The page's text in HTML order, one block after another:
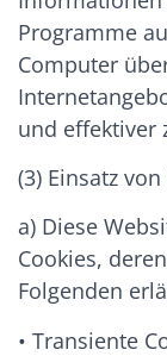
Programme
Computer
und effektiver
(3) Einsatz
a) Diese
Cookies,
Folgenden
• Transiente